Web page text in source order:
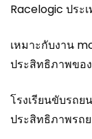
Racelogic ประ
เหมาะกับงาน
ประสิทธิภาพขอ
โรงเรียนขับรถย
ประสิทธิภาพรถ